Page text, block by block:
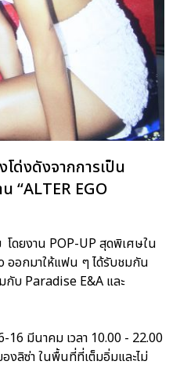
ด่งดังจากการเป็น
“ALTER EGO
โดยงาน POP-UP สุดพิเศษใน
ออกมาให้แฟน ๆ ได้รับชมกัน
กับ Paradise E&A และ
16 มีนาคม เวลา 10.00 - 22.00
งลิซ่า ในพื้นที่ที่เต็มอิ่มและไม่